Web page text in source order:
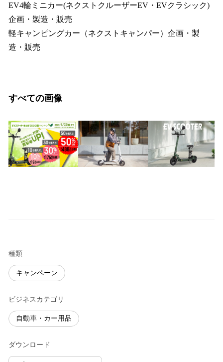
EV4輪ミニカー(ネクストクルーザーEV・EVクラシック)
企画・製造・販売
軽キャンピングカー（ネクストキャンパー）企画・製
造・販売
すべての画像
種類
キャンペーン
ビジネスカテゴリ
自動車・カー用品
ダウンロード